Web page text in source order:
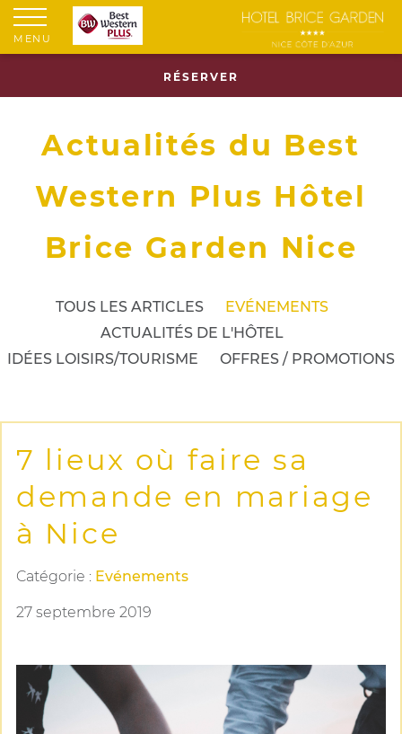
MENU
RÉSERVER
Actualités du Best
Western Plus Hôtel
Brice Garden Nice
TOUS LES ARTICLES
EVÉNEMENTS
ACTUALITÉS DE L'HÔTEL
IDÉES LOISIRS/TOURISME
OFFRES / PROMOTIONS
7 lieux où faire sa
demande en mariage
à Nice
Catégorie : Evénements
27 septembre 2019